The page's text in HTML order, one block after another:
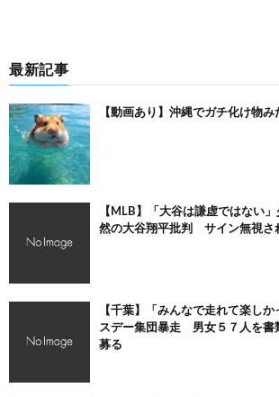
最新記事
【動画あり】沖縄でガチ化け物
【MLB】「大谷は謙虚ではない
然の大谷翔平批判 サイン無視さ
【千葉】「みんなで走れて楽し
スデー集団暴走 男女５７人を
募る